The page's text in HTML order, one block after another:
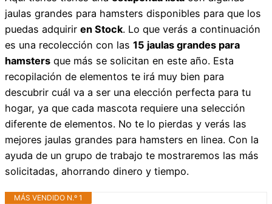
jaulas grandes para hamsters disponibles para que los
puedas adquirir en Stock. Lo que verás a continuación
es una recolección con las 15 jaulas grandes para
hamsters que más se solicitan en este año. Esta
recopilación de elementos te irá muy bien para
descubrir cuál va a ser una elección perfecta para tu
hogar, ya que cada mascota requiere una selección
diferente de elementos. No te lo pierdas y verás las
mejores jaulas grandes para hamsters en linea. Con la
ayuda de un grupo de trabajo te mostraremos las más
solicitadas, ahorrando dinero y tiempo.
MÁS VENDIDO N.º 1